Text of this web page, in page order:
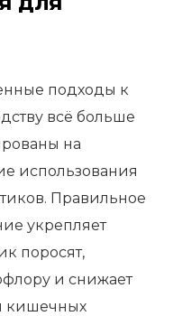
подходы к
всё больше
на
использования
Правильное
укрепляет
поросят,
и снижает
кишечных